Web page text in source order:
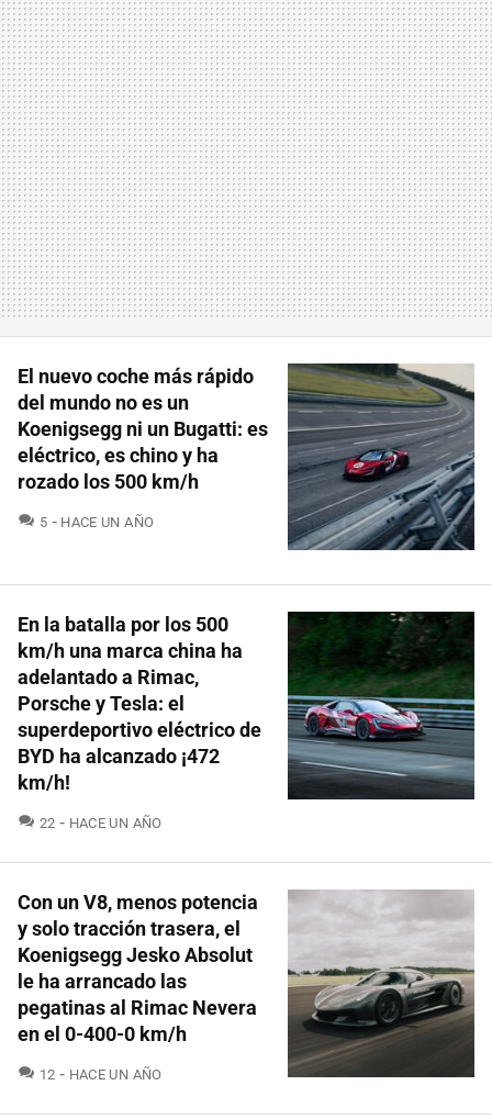
El nuevo coche más rápido
del mundo no es un
Koenigsegg ni un Bugatti: es
eléctrico, es chino y ha
rozado los 500 km/h
5 COMENTARIOS
HACE UN AÑO
En la batalla por los 500
km/h una marca china ha
adelantado a Rimac,
Porsche y Tesla: el
superdeportivo eléctrico de
BYD ha alcanzado ¡472
km/h!
22 COMENTARIOS
HACE UN AÑO
Con un V8, menos potencia
y solo tracción trasera, el
Koenigsegg Jesko Absolut
le ha arrancado las
pegatinas al Rimac Nevera
en el 0-400-0 km/h
12 COMENTARIOS
HACE UN AÑO